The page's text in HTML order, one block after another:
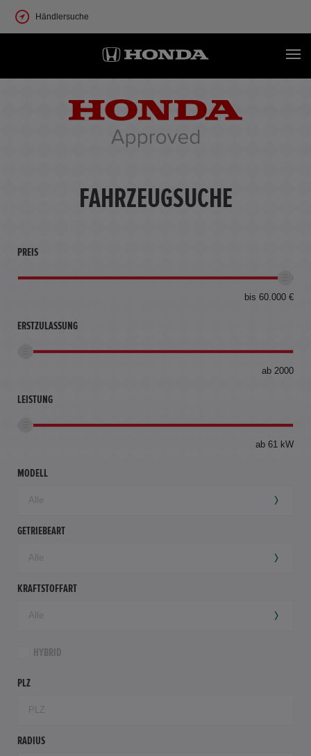
Händlersuche
FAHRZEUGSUCHE
PREIS
bis 60.000 €
ERSTZULASSUNG
ab 2000
LEISTUNG
ab 61 kW
MODELL
GETRIEBEART
KRAFTSTOFFART
HYBRID
PLZ
RADIUS